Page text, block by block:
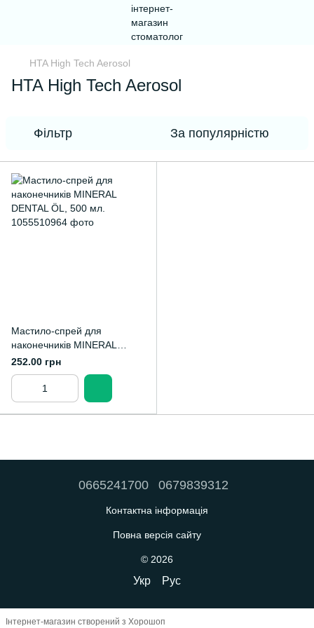
HTA High Tech Aerosol
HTA High Tech Aerosol
Фільтр За популярністю
Мастило-спрей для
наконечників MINERAL
DENTAL ÖL, 500 мл.
252.00 грн
0665241700 0679839312
Контактна інформація
Повна версія сайту
© 2026
Укр Рус
Інтернет-магазин створений з Хорошоп